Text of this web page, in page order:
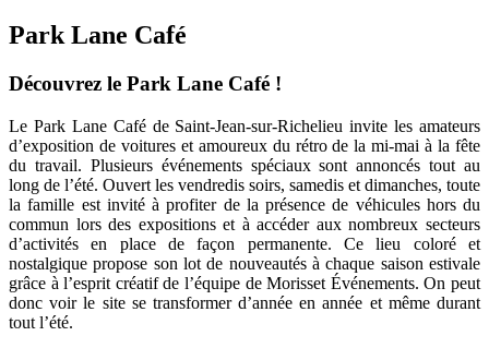
Park Lane Café
Découvrez le Park Lane Café !
Le Park Lane Café de Saint-Jean-sur-Richelieu invite les amateurs
d’exposition de voitures et amoureux du rétro de la mi-mai à la fête
du travail. Plusieurs événements spéciaux sont annoncés tout au
long de l’été. Ouvert les vendredis soirs, samedis et dimanches, toute
la famille est invité à profiter de la présence de véhicules hors du
commun lors des expositions et à accéder aux nombreux secteurs
d’activités en place de façon permanente. Ce lieu coloré et
nostalgique propose son lot de nouveautés à chaque saison estivale
grâce à l’esprit créatif de l’équipe de Morisset Événements. On peut
donc voir le site se transformer d’année en année et même durant
tout l’été.